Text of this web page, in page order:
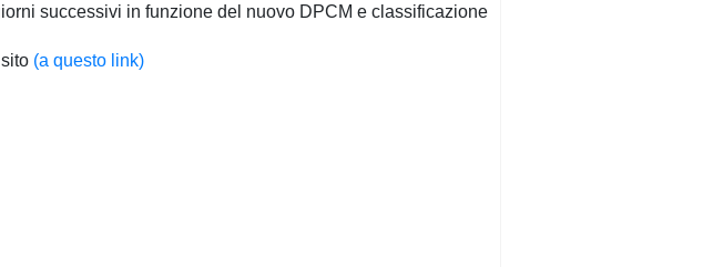
successivi in funzione del nuovo DPCM e classificazione
(a questo link)